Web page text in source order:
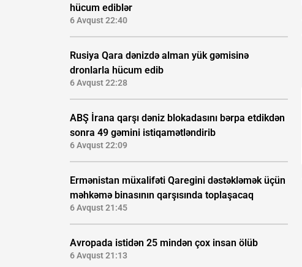
hücum ediblər
6 Avqust 22:40
Rusiya Qara dənizdə alman yük gəmisinə
dronlarla hücum edib
6 Avqust 22:28
ABŞ İrana qarşı dəniz blokadasını bərpa etdikdən
sonra 49 gəmini istiqamətləndirib
6 Avqust 22:09
Ermənistan müxalifəti Qaregini dəstəkləmək üçün
məhkəmə binasının qarşısında toplaşacaq
6 Avqust 21:45
Avropada istidən 25 mindən çox insan ölüb
6 Avqust 21:13